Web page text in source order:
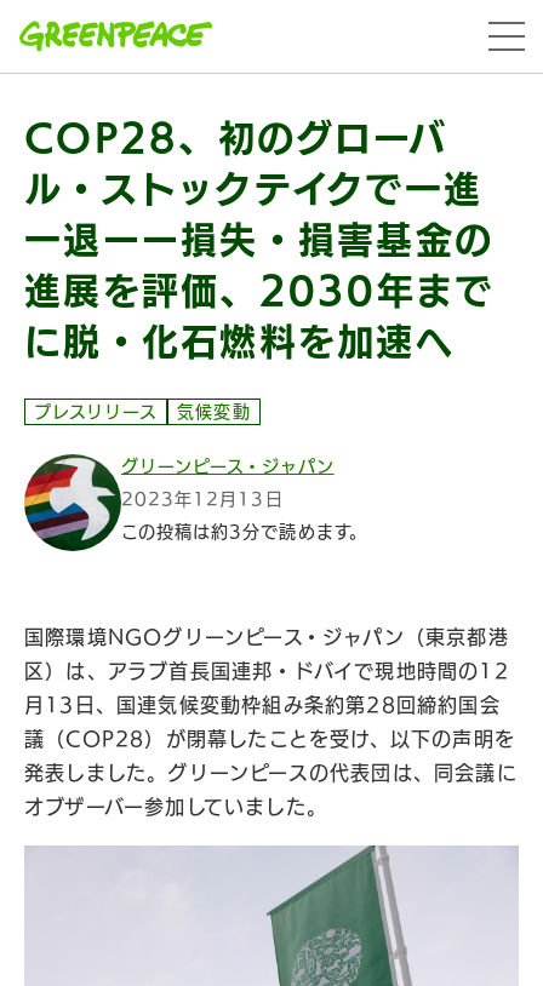
menu
COP28、初のグローバ
ル・ストックテイクで一進
一退ーー損失・損害基金の
進展を評価、2030年まで
に脱・化石燃料を加速へ
プレスリリース 気候変動
グリーンピース・ジャパン
2023年12月13日
この投稿は約3分で読めます。
国際環境NGOグリーンピース・ジャパン（東京都港
区）は、アラブ首長国連邦・ドバイで現地時間の12
月13日、国連気候変動枠組み条約第28回締約国会
議（COP28）が閉幕したことを受け、以下の声明を
発表しました。グリーンピースの代表団は、同会議に
オブザーバー参加していました。